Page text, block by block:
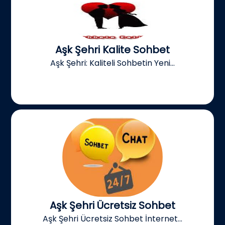
Aşk Şehri Kalite Sohbet
Aşk Şehri: Kaliteli Sohbetin Yeni...
Aşk Şehri Ücretsiz Sohbet
Aşk Şehri Ücretsiz Sohbet İnternet...